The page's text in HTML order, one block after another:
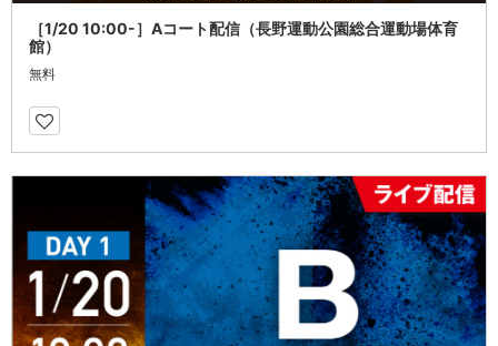
［1/20 10:00-］Aコート配信（長野運動公園総合運動場体育
館）
無料